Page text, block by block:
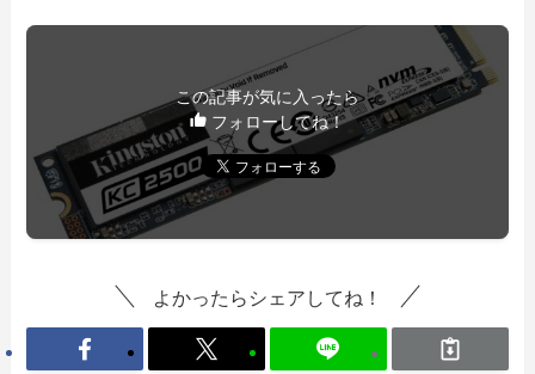
この記事が気に入ったら
フォローしてね！
よかったらシェアしてね！